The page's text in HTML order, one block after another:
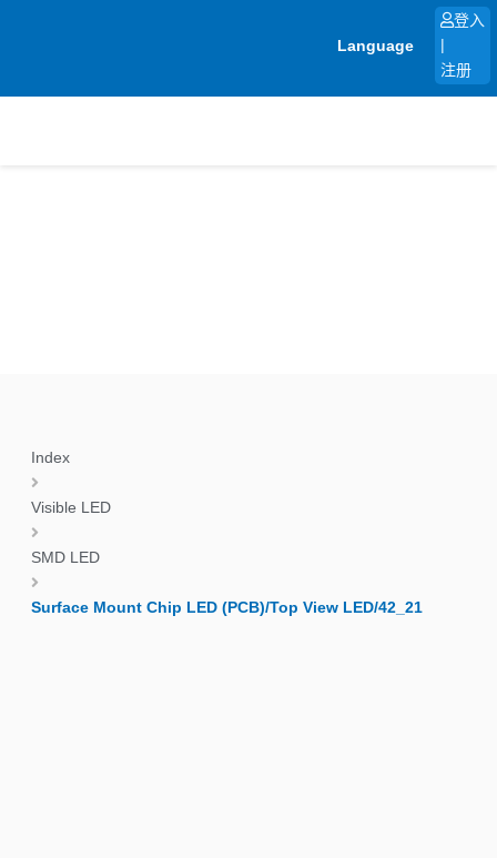
Language
登入
注册
Index
Visible LED
SMD LED
Surface Mount Chip LED (PCB)/Top View LED/42_21